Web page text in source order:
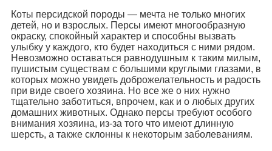
Коты персидской породы — мечта не только многих
детей, но и взрослых. Персы имеют многообразную
окраску, спокойный характер и способны вызвать
улыбку у каждого, кто будет находиться с ними рядом.
Невозможно оставаться равнодушным к таким милым,
пушистым существам с большими круглыми глазами, в
которых можно увидеть доброжелательность и радость
при виде своего хозяина. Но все же о них нужно
тщательно заботиться, впрочем, как и о любых других
домашних животных. Однако персы требуют особого
внимания хозяина, из-за того что имеют длинную
шерсть, а также склонны к некоторым заболеваниям.